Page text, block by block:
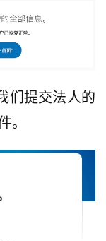
们提交法人的
。